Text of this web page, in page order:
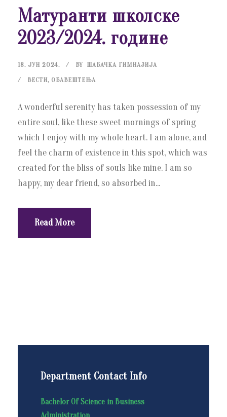
Матуранти школске
2023/2024. године
18. ЈУН 2024. BY ШАБАЧКА ГИМНАЗИЈА
ВЕСТИ, ОБАВЕШТЕЊА
A wonderful serenity has taken possession of my
entire soul, like these sweet mornings of spring
which I enjoy with my whole heart. I am alone, and
feel the charm of existence in this spot, which was
created for the bliss of souls like mine. I am so
happy, my dear friend, so absorbed in...
Read More
Department Contact Info
Bachelor Of Science in Business